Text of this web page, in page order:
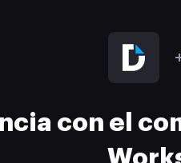
con el